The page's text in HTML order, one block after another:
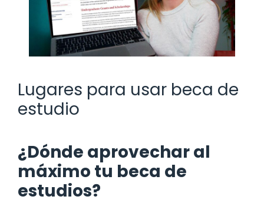
Lugares para usar beca de
estudio
¿Dónde aprovechar al
máximo tu beca de
estudios?